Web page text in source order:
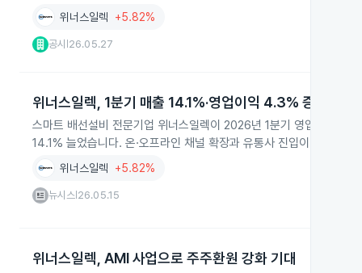
위너스일렉 +5.82%
공시 26.05.27
위너스일렉, 1분기 매출 14.1%·영업이익 4.3% 증가
스마트 배선설비 전문기업 위너스일렉이 2026년 1분기 영업이익이
14.1% 늘었습니다. 온·오프라인 채널 확장과 유통사 진입이 성장에
위너스일렉 +5.82%
뉴시스 26.05.15
위너스일렉, AMI 사업으로 주주환원 강화 기대